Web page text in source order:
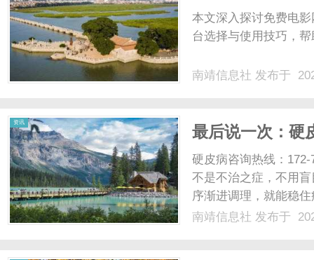
本文深入探讨免费电
台选择与使用技巧，
南靖信息社 发布于
资讯
最后说一次：硬
硬壳
硬皮病咨询热线：
不是不治之症，不用
序渐进调理，就能稳
同一个大坑：只盯着
南靖信息社 发布于